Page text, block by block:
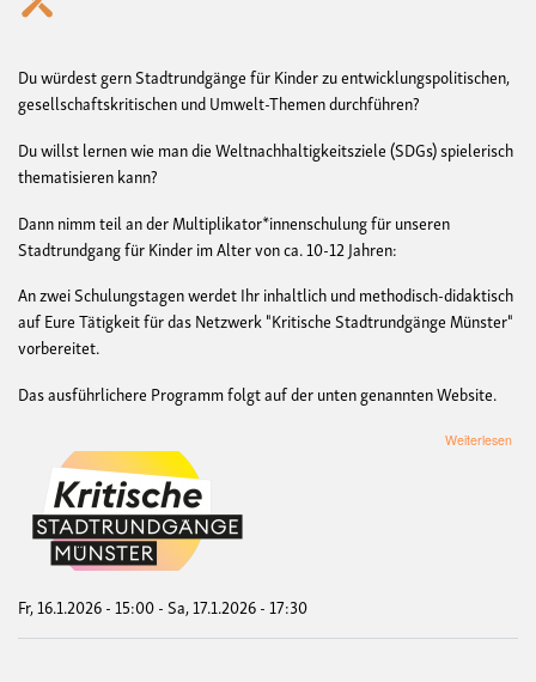
Du würdest gern Stadtrundgänge für Kinder zu entwicklungspolitischen,
gesellschaftskritischen und Umwelt-Themen durchführen?
Du willst lernen wie man die Weltnachhaltigkeitsziele (SDGs) spielerisch
thematisieren kann?
Dann nimm teil an der Multiplikator*innenschulung für unseren
Stadtrundgang für Kinder im Alter von ca. 10-12 Jahren:
An zwei Schulungstagen werdet Ihr inhaltlich und methodisch-didaktisch
auf Eure Tätigkeit für das Netzwerk "Kritische Stadtrundgänge Münster"
vorbereitet.
Das ausführlichere Programm folgt auf der unten genannten Website.
Weiterlesen
Fr, 16.1.2026 - 15:00-Sa, 17.1.2026 - 17:30